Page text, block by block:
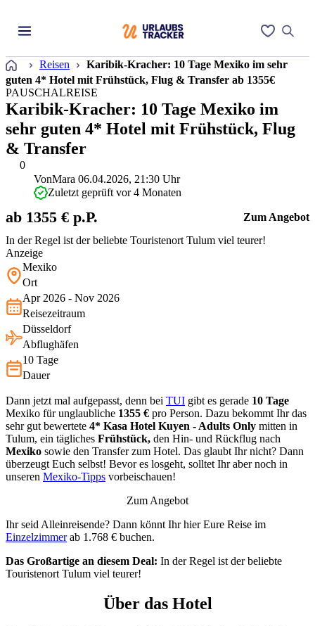
Startseite
Reisen
Karibik-Kracher: 10 Tage Mexiko im sehr
guten 4* Hotel mit Frühstück, Flug & Transfer ab 1355€
0
PAUSCHALREISE
Karibik-Kracher: 10 Tage Mexiko im
sehr guten 4* Hotel mit Frühstück, Flug
& Transfer
In der Regel ist der beliebte Touristenort Tulum viel teurer!
VonMara 06.04.2026, 21:30 Uhr
Zuletzt geprüft vor 4 Monaten
ab 1355 € p.P. Zum Angebot
Anzeige
Mexiko
Ort
Apr 2026 - Nov 2026
Reisezeitraum
Düsseldorf
Abflughäfen
10 Tage
Dauer
Dann jetzt mal aufgepasst, denn bei TUI gibt es gerade 10 Tage
Mexiko für unglaubliche 1355 € pro Person. Dazu bekommt Ihr das
sehr gut bewertete 4* Kasa Hotel Kuyen - Adults Only mitten in
Tulum, ein tägliches Frühstück, den Hin- und Rückflug nach
Mexiko sowie den Transfer zum Hotel. Das glaubt Ihr nicht? Dann
überzeugt Euch selbst! Bevor es losgeht, solltet Ihr aber noch in
unseren Mexiko-Tipps vorbeischauen!
Zum Angebot
Ihr seid Alleinreisende? Dann könnt Ihr hier Eure Reise im
Einzelzimmerab 1.768 € buchen.
Das Großartige an diesem Deal: In der Regel ist der beliebte
Touristenort Tulum viel teurer!
Über das Hotel